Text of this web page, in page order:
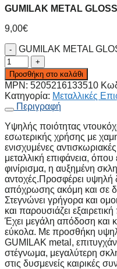
GUMILAK METAL
9,00€
GUMILAK METAL
Προσθήκη στο καλάθι
MPN: 5205216133510
Κατηγορία: Μεταλλικές
Περιγραφή
Υψηλής ποιότητας
εσωτερικής χρήσης με
ενισχυμένες αντισκωριακές
μεταλλική επιφάνεια, όπου
φινίρισμα, η αυξημένη
αντοχές.Προσφέρει υψηλή
απόχρωσης ακόμη και σε
Στεγνώνει γρήγορα και
και παρουσιάζει
Έχει μεγάλη απόδοση και
εύκολα. Με προσθήκη
GUMILAK metal,
στέγνωμα, μεγαλύτερη
στις δυσμενείς καιρικές